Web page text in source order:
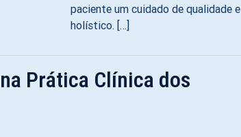
paciente um cuidado de qualidade e
holístico. […]
Prática Clínica dos